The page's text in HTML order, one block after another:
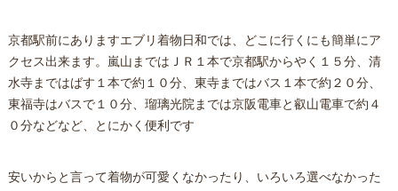
京都駅前にありますエブリ着物日和では、どこに行くにも簡単にア
クセス出来ます。嵐山まではＪＲ１本で京都駅からやく１５分、清
水寺まではばす１本で約１０分、東寺まではバス１本で約２０分、
東福寺はバスで１０分、瑠璃光院までは京阪電車と叡山電車で約４
０分などなど、とにかく便利です
安いからと言って着物が可愛くなかったり、いろいろ選べなかった